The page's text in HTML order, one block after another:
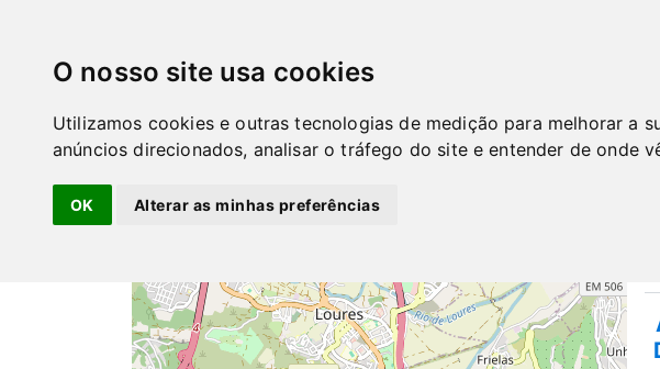
O nosso site usa cookies
Utilizamos cookies e outras tecnologias de medição para melhorar a
anúncios direcionados, analisar o tráfego do site e entender de onde
OK Alterar as minhas preferências
−